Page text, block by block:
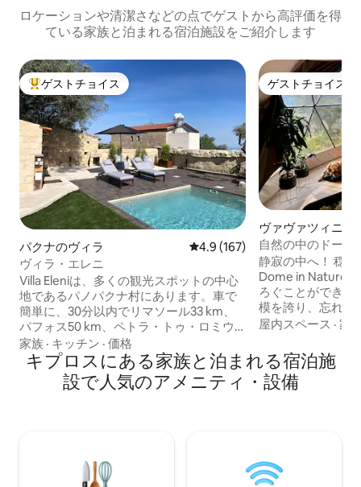
ロケーションや清潔さなどの点でゲストから高評価を得
ている家族と泊まれる宿泊施設をご紹介します
大好評のゲストチョイスです。
ゲストチョイス
パクナのヴィラ レビュー167件、5つ星中4.9つ
4.9 (167)
ヴィラ・エレニ
Villa Eleniは、多くの観光スポットの中心
地であるパノパクナ村にあります。車で
簡単に、30分以内でリマソール33 km、
パフォス50 km、ペトラ・トゥ・ロミウ
27 km、オモドス11 km、プラトレス20
km、アブディムビーチ23 km、トロード
ス山28 kmに行くことができます。Villa
Eleniは、4ベッドルーム（ダブルベッド2
的な村の家で、8名様をお迎えできます。
家族 · キッチン · 価格
ゲストチョイス
ゲストチョイス
ヴァヴァツィニア
ハウス
自然の中のドーム
静寂の中へ！ 穏やかな松林に囲まれた
Dome in Nature
ろぐことができま
模を誇り、忘れら
せるよう細心の注
ルに最適です。 今すぐロマンチックな旅
行をご予約ください！️ 以下の有
ョンで、ご滞在
ロ）
屋内スペース ·家
キプロスにある家族と泊まれる宿泊施
設で人気のアメニティ・設備